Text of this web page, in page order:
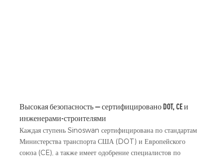
Высокая безопасность — сертифицировано DOT, CE и
инженерами-строителями
Каждая ступень Sinoswan сертифицирована по стандартам
Министерства транспорта США (DOT) и Европейского
союза (CE), а также имеет одобрение специалистов по